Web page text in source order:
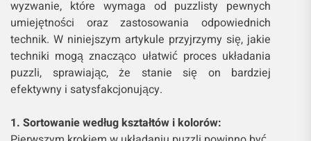
wyzwanie, które wymaga od puzzlisty pewnych
umiejętności oraz zastosowania odpowiednich
technik. W niniejszym artykule przyjrzymy się, jakie
techniki mogą znacząco ułatwić proces układania
puzzli, sprawiając, że stanie się on bardziej
efektywny i satysfakcjonujący.
1. Sortowanie według kształtów i kolorów: